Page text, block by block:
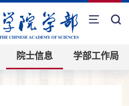
院士信息 学部工作局